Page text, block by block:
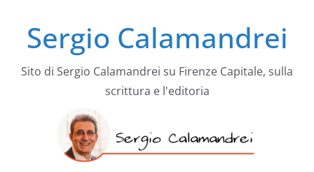
contenutoSergio Calamandrei
Sito di Sergio Calamandrei su Firenze Capitale, sulla
scrittura e l'editoria